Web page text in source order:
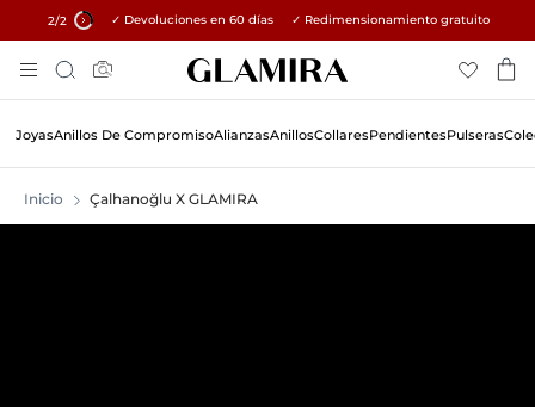
2/2 15% en todos los pedidos →
✓ Devoluciones en 60 días ✓ Redimensionamiento gratuito
To
Content
Búsqueda
JoyasAnillos De CompromisoAlianzasAnillosCollaresPendientesPulseras
Inicio Çalhanoğlu X GLAMIRA